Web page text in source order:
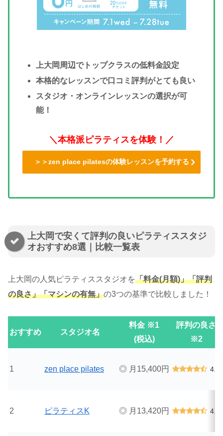
上大岡周辺でトップクラスの低料金設定
本格的なレッスンで口コミ評判がとても良い
スタジオ・オンラインレッスンの選択が可
能！
＼本格派ピラティスを体験！／
＞＞zen place pilatesの体験レッスンを予約する
上大岡で安くて評判の良いピラティススタジ
オおすすめ8選｜比較一覧表
上大岡の人気ピラティススタジオを「料金(月額)」「評判
の良さ」「マシンの有無」の3つの基準で比較しました！
おすすめ スタジオ名
料金 ※1
(税込)
評判の良さ
※2
1 zen place pilates ◎ 月15,400円 4.9
2 ピラティスK ◎ 月13,420円 4.9